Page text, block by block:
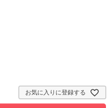
お気に入りに登録する